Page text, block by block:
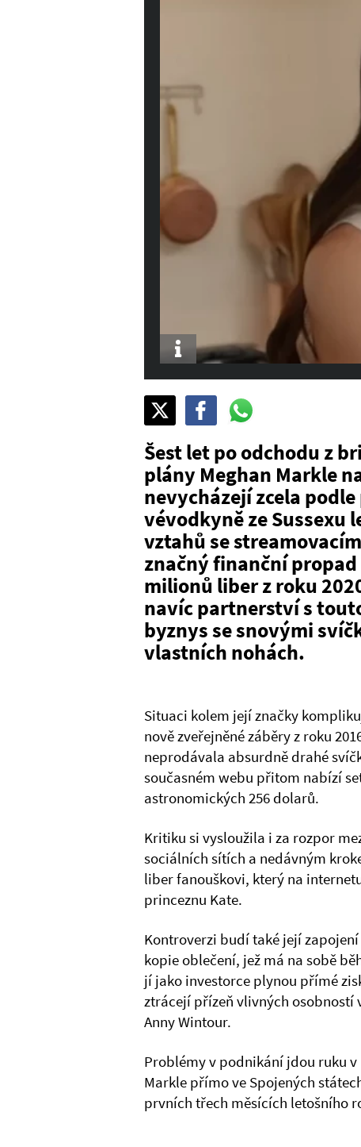
Info
Pošli
na
Pošli
na
FacebookWhatsAppu
Šest let po odchodu z
plány Meghan Markle
nevycházejí zcela
vévodkyně ze Sussexu
vztahů se
značný finanční
milionů liber z roku
navíc partnerství s
byznys se snovými
vlastních nohách.
Situaci kolem její značky
nově zveřejněné záběry z roku
neprodávala absurdně drahé
současném webu přitom nabízí
astronomických 256 dolarů.
Kritiku si vysloužila i za rozpor
sociálních sítích a nedávným
liber fanouškovi, který na
princeznu Kate.
Kontroverzi budí také její
kopie oblečení, jež má na sobě
jí jako investorce plynou přímé
ztrácejí přízeň vlivných osobností
Anny Wintour.
Problémy v podnikání jdou ruku
Markle přímo ve Spojených
prvních třech měsících letošního